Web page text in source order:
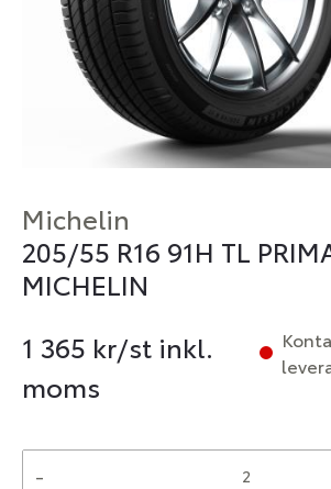
Michelin
205/55 R16 91H TL
MICHELIN
1 365 kr/st inkl.
moms
-